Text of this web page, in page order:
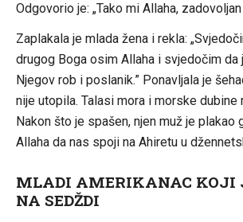
Odgovorio je: „Tako mi Allaha,
Zaplakala je mlada žena i rekla:
drugog Boga osim Allaha i svjedočim da
Njegov rob i poslanik.” Ponavljala je
nije utopila. Talasi mora i morske dubine
Nakon što je spašen, njen muž je plakao
Allaha da nas spoji na Ahiretu u
MLADI AMERIKANAC KOJI
NA SEDŽDI